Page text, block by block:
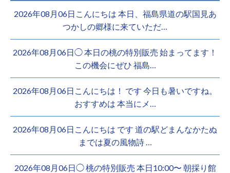
2026年08月06日こんにちは 本日、福島県道の駅国見あ
つかしの郷様に来ていただ…
2026年08月06日◯ 本日の桃の特別販売 始まってます！
この機会にぜひ 福島…
2026年08月06日こんにちは！ です 今日も暑いですね。
おすすめは 本当にメ…
2026年08月06日こんにちは︎ です️ 道の駅どまんなかたぬ
までは夏の風物詩 …
2026年08月06日◯ 桃の特別販売 本日10:00〜 朝採り館